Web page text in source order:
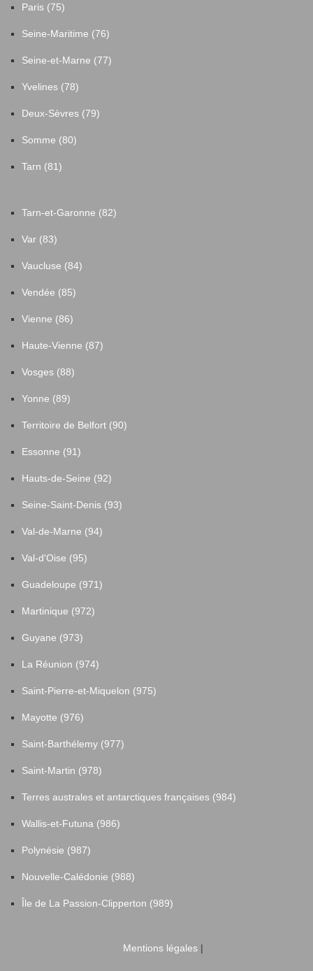
Paris (75)
Seine-Maritime (76)
Seine-et-Marne (77)
Yvelines (78)
Deux-Sèvres (79)
Somme (80)
Tarn (81)
Tarn-et-Garonne (82)
Var (83)
Vaucluse (84)
Vendée (85)
Vienne (86)
Haute-Vienne (87)
Vosges (88)
Yonne (89)
Territoire de Belfort (90)
Essonne (91)
Hauts-de-Seine (92)
Seine-Saint-Denis (93)
Val-de-Marne (94)
Val-d'Oise (95)
Guadeloupe (971)
Martinique (972)
Guyane (973)
La Réunion (974)
Saint-Pierre-et-Miquelon (975)
Mayotte (976)
Saint-Barthélemy (977)
Saint-Martin (978)
Terres australes et antarctiques françaises (984)
Wallis-et-Futuna (986)
Polynésie (987)
Nouvelle-Calédonie (988)
Île de La Passion-Clipperton (989)
Mentions légales|